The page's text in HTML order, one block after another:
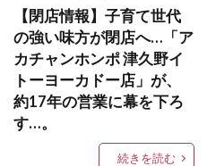
【閉店情報】子育て世代
の強い味方が閉店へ…「ア
カチャンホンポ 津久野イ
トーヨーカドー店」が、
約17年の営業に幕を下ろ
す…。
続きを読む